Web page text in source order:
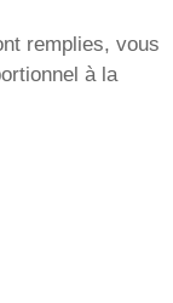
remplies, vous
à la